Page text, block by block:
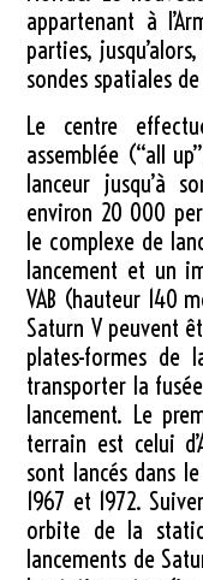
appartenant à
parties,
sondes spatiales
Le centre
assemblée (“all
lanceur jusqu’à
environ 20 000
le complexe de
lancement et un
VAB (hauteur 140
Saturn V peuvent
plates-formes de
transporter la
lancement. Le
terrain est celui
sont lancés dans
1967 et 1972.
orbite de la
lancements de